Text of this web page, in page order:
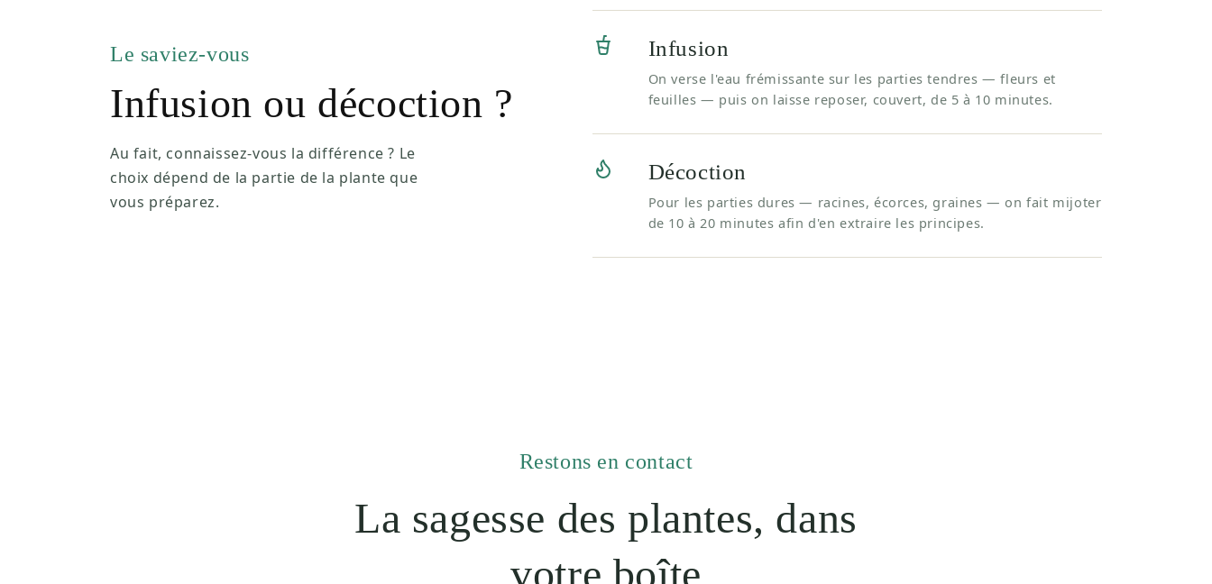
Le saviez-vous
Infusion ou décoction ?
Au fait, connaissez-vous la différence ? Le
choix dépend de la partie de la plante que
vous préparez.
Infusion
On verse l'eau frémissante sur les parties tendres — fleurs et
feuilles — puis on laisse reposer, couvert, de 5 à 10 minutes.
Décoction
Pour les parties dures — racines, écorces, graines — on fait mijoter
de 10 à 20 minutes afin d'en extraire les principes.
Restons en contact
La sagesse des plantes, dans
votre boîte